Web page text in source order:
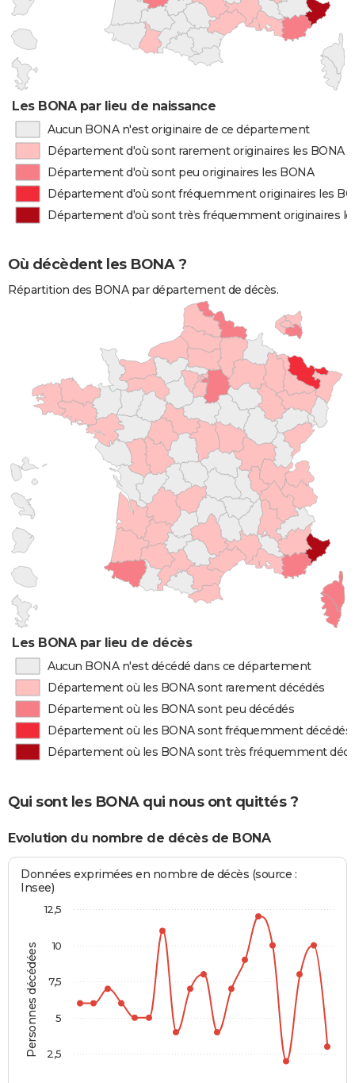
Les BONA par lieu de naissance
Aucun BONA n'est originaire de ce département
Département d'où sont rarement originaires les BONA
Département d'où sont peu originaires les BONA
Département d'où sont fréquemment originaires les
Département d'où sont très fréquemment originaires
Où décèdent les BONA ?
Répartition des BONA par département de décès.
Les BONA par lieu de décès
Aucun BONA n'est décédé dans ce département
Département où les BONA sont rarement décédés
Département où les BONA sont peu décédés
Département où les BONA sont fréquemment décédés
Département où les BONA sont très fréquemment
Qui sont les BONA qui nous ont quittés ?
Evolution du nombre de décès de BONA
Personnes décédées
Données exprimées en nombre de décès (source :
Insee)
2,5
5
7,5
10
12,5